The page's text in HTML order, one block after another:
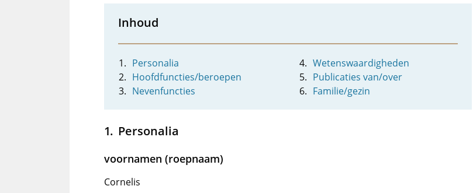
Inhoud
Personalia
Hoofdfuncties/beroepen
Nevenfuncties
Wetenswaardigheden
Publicaties van/over
Familie/gezin
Personalia
voornamen (roepnaam)
Cornelis